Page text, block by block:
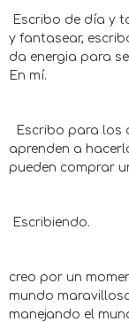
Escribo de día y
y fantasear,
da energia para
En mí.
Escribo para los
aprenden a
pueden comprar
Escribiendo.
creo por un
mundo
manejando el